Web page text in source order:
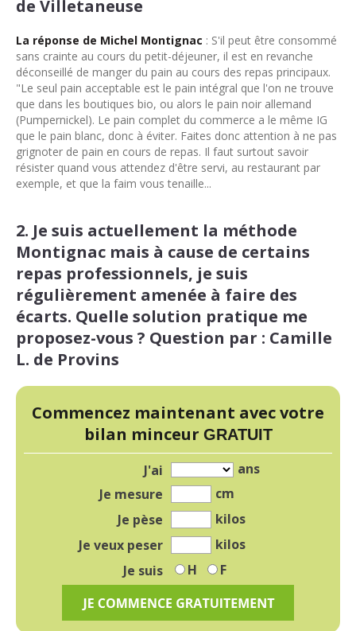
de Villetaneuse
La réponse de Michel Montignac : S'il peut être consommé
sans crainte au cours du petit-déjeuner, il est en revanche
déconseillé de manger du pain au cours des repas principaux.
"Le seul pain acceptable est le pain intégral que l'on ne trouve
que dans les boutiques bio, ou alors le pain noir allemand
(Pumpernickel). Le pain complet du commerce a le même IG
que le pain blanc, donc à éviter. Faites donc attention à ne pas
grignoter de pain en cours de repas. Il faut surtout savoir
résister quand vous attendez d'être servi, au restaurant par
exemple, et que la faim vous tenaille...
2. Je suis actuellement la méthode
Montignac mais à cause de certains
repas professionnels, je suis
régulièrement amenée à faire des
écarts. Quelle solution pratique me
proposez-vous ? Question par : Camille
L. de Provins
Commencez maintenant avec votre
bilan minceur GRATUIT
J'ai
ans
Je mesure
cm
Je pèse
kilos
Je veux peser
kilos
Je suis
H F